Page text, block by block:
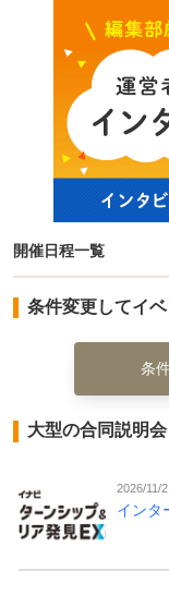
開催日程一覧
条件変更してイ
条
大型の合同説明会
2026/11/
インタ